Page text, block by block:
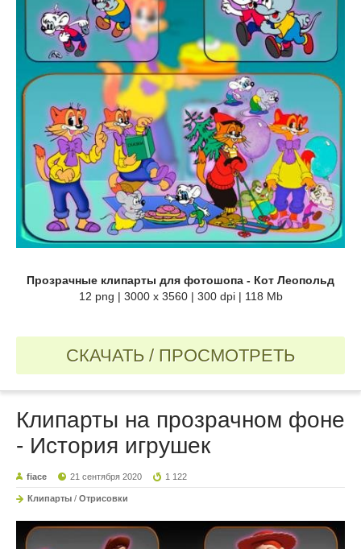
Прозрачные клипарты для фотошопа - Кот Леопольд
12 png | 3000 х 3560 | 300 dpi | 118 Mb
СКАЧАТЬ / ПРОСМОТРЕТЬ
Клипарты на прозрачном фоне
- История игрушек
fiace 21 сентября 2020 1 122
Клипарты / Отрисовки